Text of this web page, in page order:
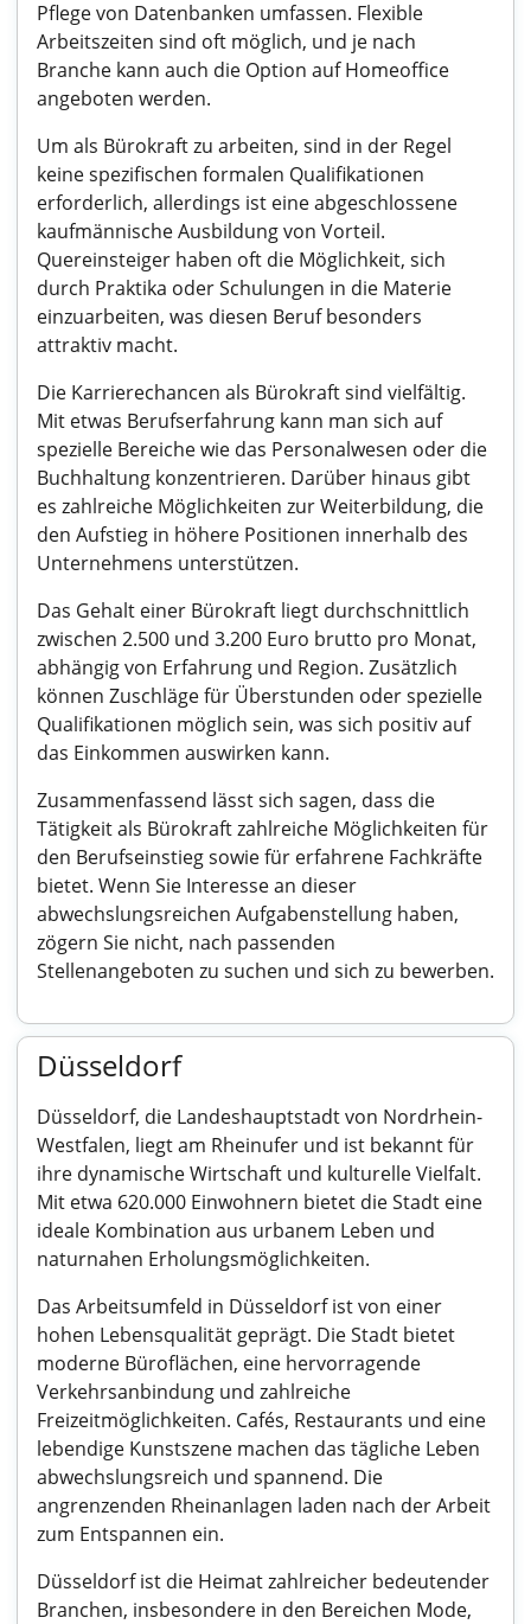
Pflege von Datenbanken umfassen. Flexible
Arbeitszeiten sind oft möglich, und je nach
Branche kann auch die Option auf Homeoffice
angeboten werden.
Um als Bürokraft zu arbeiten, sind in der Regel
keine spezifischen formalen Qualifikationen
erforderlich, allerdings ist eine abgeschlossene
kaufmännische Ausbildung von Vorteil.
Quereinsteiger haben oft die Möglichkeit, sich
durch Praktika oder Schulungen in die Materie
einzuarbeiten, was diesen Beruf besonders
attraktiv macht.
Die Karrierechancen als Bürokraft sind vielfältig.
Mit etwas Berufserfahrung kann man sich auf
spezielle Bereiche wie das Personalwesen oder die
Buchhaltung konzentrieren. Darüber hinaus gibt
es zahlreiche Möglichkeiten zur Weiterbildung, die
den Aufstieg in höhere Positionen innerhalb des
Unternehmens unterstützen.
Das Gehalt einer Bürokraft liegt durchschnittlich
zwischen 2.500 und 3.200 Euro brutto pro Monat,
abhängig von Erfahrung und Region. Zusätzlich
können Zuschläge für Überstunden oder spezielle
Qualifikationen möglich sein, was sich positiv auf
das Einkommen auswirken kann.
Zusammenfassend lässt sich sagen, dass die
Tätigkeit als Bürokraft zahlreiche Möglichkeiten für
den Berufseinstieg sowie für erfahrene Fachkräfte
bietet. Wenn Sie Interesse an dieser
abwechslungsreichen Aufgabenstellung haben,
zögern Sie nicht, nach passenden
Stellenangeboten zu suchen und sich zu bewerben.
Düsseldorf
Düsseldorf, die Landeshauptstadt von Nordrhein-
Westfalen, liegt am Rheinufer und ist bekannt für
ihre dynamische Wirtschaft und kulturelle Vielfalt.
Mit etwa 620.000 Einwohnern bietet die Stadt eine
ideale Kombination aus urbanem Leben und
naturnahen Erholungsmöglichkeiten.
Das Arbeitsumfeld in Düsseldorf ist von einer
hohen Lebensqualität geprägt. Die Stadt bietet
moderne Büroflächen, eine hervorragende
Verkehrsanbindung und zahlreiche
Freizeitmöglichkeiten. Cafés, Restaurants und eine
lebendige Kunstszene machen das tägliche Leben
abwechslungsreich und spannend. Die
angrenzenden Rheinanlagen laden nach der Arbeit
zum Entspannen ein.
Düsseldorf ist die Heimat zahlreicher bedeutender
Branchen, insbesondere in den Bereichen Mode,